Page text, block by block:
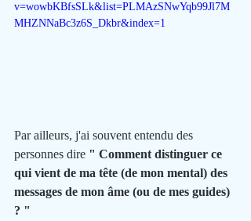
v=wowbKBfsSLk&list=PLMAzSNwYqb99Jl7M
MHZNNaBc3z6S_Dkbr&index=1
Par ailleurs, j'ai souvent entendu des
personnes dire " Comment distinguer ce
qui vient de ma tête (de mon mental) des
messages de mon âme (ou de mes guides)
? "